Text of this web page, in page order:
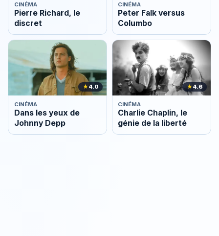
CINÉMA
Pierre Richard, le
discret
CINÉMA
Peter Falk versus
Columbo
★4.0
CINÉMA
Dans les yeux de
Johnny Depp
★4.6
CINÉMA
Charlie Chaplin, le
génie de la liberté